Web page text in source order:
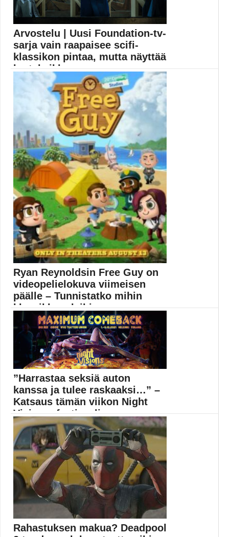
Arvostelu | Uusi Foundation-tv-
sarja vain raapaisee scifi-
klassikon pintaa, mutta näyttää
kertakaikk...
Isaac Asimovin Säätiö-kirjoihin pohjaavan ja
jättibudjetilla tehdyn Foundation-tv-sarjan...
Ryan Reynoldsin Free Guy on
videopelielokuva viimeisen
päälle – Tunnistatko mihin
klassikkopeleihin ...
Free Guy -pelielokuvien julisteesta löytyy monia
viittauksia tunnettuihin...
Elokuvat
”Harrastaa seksiä auton
kanssa ja tulee raskaaksi…” –
Katsaus tämän viikon Night
Visions -festivaali...
Night Visions tulee taas! Night Visions Maximum
Comeback...
Elokuva-artikkelit
Rahastuksen makua? Deadpool